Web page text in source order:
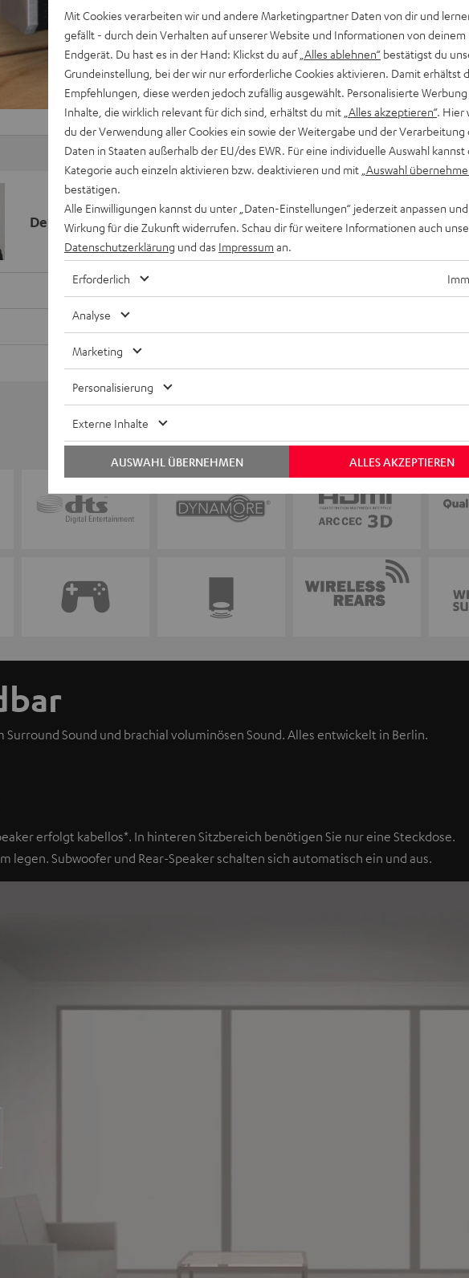
Deine Kaufberatung
Keinen Store in der Nähe? Kein
beraten dich auch persönlich am
Sound und brachial voluminösen Sound. Alles entwickelt in Berlin.
erfolgt kabellos*. In hinteren Sitzbereich benötigen Sie nur eine Steckdose.
legen. Subwoofer und Rear-Speaker schalten sich automatisch ein und aus.
Mit Cookies verarbeiten wir und andere Marketingpartner Daten von dir und
gefällt - durch dein Verhalten auf unserer Website und Informationen von deinem
Endgerät. Du hast es in der Hand: Klickst du auf „Alles ablehnen“ bestätigst du
Grundeinstellung, bei der wir nur erforderliche Cookies aktivieren. Damit erhältst
Empfehlungen, diese werden jedoch zufällig ausgewählt. Personalisierte
Inhalte, die wirklich relevant für dich sind, erhältst du mit „Alles akzeptieren“. Hier
du der Verwendung aller Cookies ein sowie der Weitergabe und der Verarbeitung
Daten in Staaten außerhalb der EU/des EWR. Für eine individuelle Auswahl kannst
Kategorie auch einzeln aktivieren bzw. deaktivieren und mit „Auswahl
bestätigen.
Alle Einwilligungen kannst du unter „Daten-Einstellungen“ jederzeit anpassen
Wirkung für die Zukunft widerrufen. Schau dir für weitere Informationen auch
Datenschutzerklärung und das Impressum an.
Erforderlich
Analyse
Marketing
Personalisierung
Externe Inhalte
ALLES AKZEPTIEREN
AUSWAHL ÜBERNEHMEN